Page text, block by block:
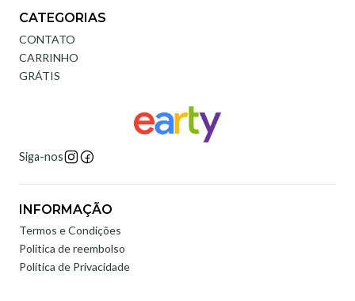
CATEGORIAS
CONTATO
CARRINHO
GRÁTIS
Siga-nos
INFORMAÇÃO
Termos e Condições
Politica de reembolso
Política de Privacidade